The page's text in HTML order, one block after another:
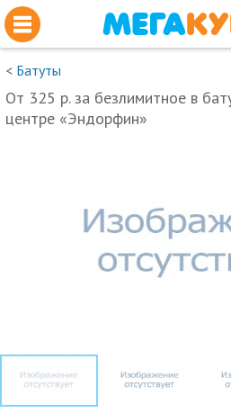
< Батуты
От 325 р. за безлимитное в
центре «Эндорфин»